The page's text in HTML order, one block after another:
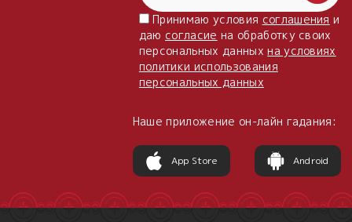
Принимаю условия соглашения и
даю согласие на обработку своих
персональных данныхна условиях
политики использования
персональных данных
Наше приложение он-лайн гадания:
App Store Android